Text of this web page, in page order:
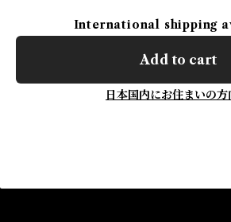
International shipping
Add to cart
日本国内にお住まいの方